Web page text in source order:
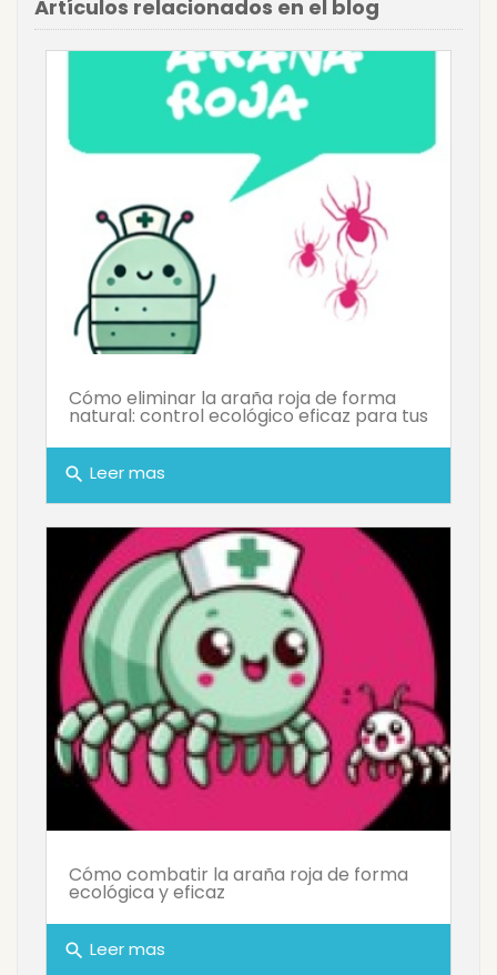
Artículos relacionados en el blog
Cómo eliminar la araña roja de forma
natural: control ecológico eficaz para tus
search Leer mas
Cómo combatir la araña roja de forma
ecológica y eficaz
search Leer mas